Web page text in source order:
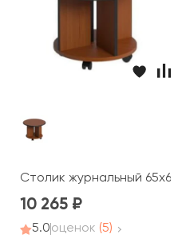
Столик журнальный
10 265
5.0оценок (5)